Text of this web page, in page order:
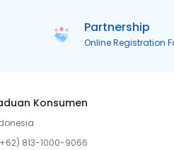
Partnership
Online Registration
Konsumen
813-1000-9066